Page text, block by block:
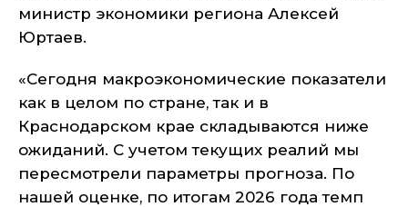
министр экономики региона Алексей
Юртаев.
«Сегодня макроэкономические показатели
как в целом по стране, так и в
Краснодарском крае складываются ниже
ожиданий. С учетом текущих реалий мы
пересмотрели параметры прогноза. По
нашей оценке, по итогам 2026 года темп